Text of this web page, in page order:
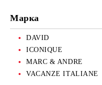
Марка
DAVID
ICONIQUE
MARC & ANDRE
VACANZE ITALIANE